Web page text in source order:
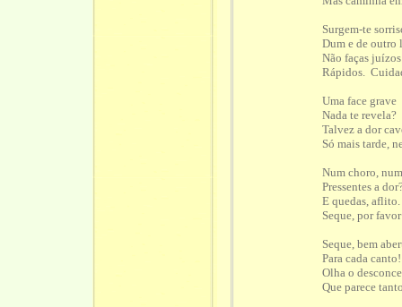
Surgem-te
Dum e de outro
Não faças juízos
Rápidos.
Uma face grave
Nada te revela?
Talvez a dor
Só mais tarde,
Num choro,
Pressentes a
E quedas, aflito.
Seque, por
Seque, bem
Para cada canto!
Olha o
Que parece